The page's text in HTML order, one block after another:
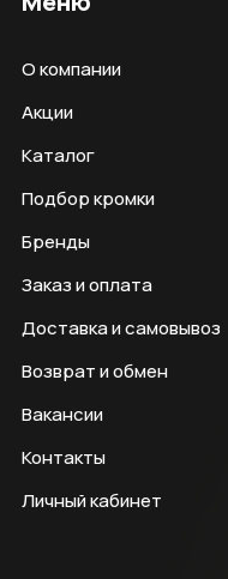
О компании
Акции
Каталог
Подбор кромки
Бренды
Заказ и оплата
Доставка и самовывоз
Возврат и обмен
Вакансии
Контакты
Личный кабинет